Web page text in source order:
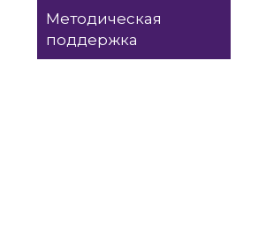
Методическая
поддержка